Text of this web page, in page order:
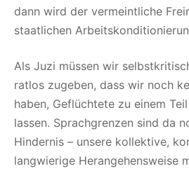
dann wird der vermeintliche
staatlichen
Als Juzi müssen wir
ratlos zugeben, dass wir noch
haben, Geflüchtete zu einem
lassen. Sprachgrenzen sind da
Hindernis – unsere kollektive,
langwierige Herangehensweise